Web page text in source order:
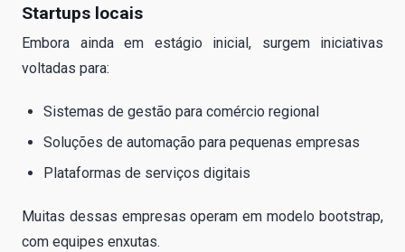
Startups locais
Embora ainda em estágio inicial, surgem iniciativas
voltadas para:
Sistemas de gestão para comércio regional
Soluções de automação para pequenas empresas
Plataformas de serviços digitais
Muitas dessas empresas operam em modelo bootstrap,
com equipes enxutas.